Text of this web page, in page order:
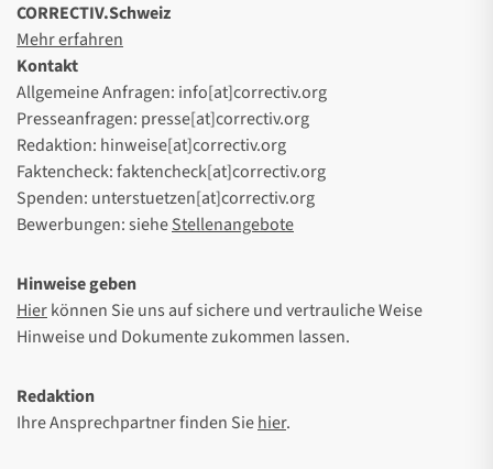
CORRECTIV.Schweiz
Mehr erfahren
Kontakt
Allgemeine Anfragen: info[at]correctiv.org
Presseanfragen: presse[at]correctiv.org
Redaktion: hinweise[at]correctiv.org
Faktencheck: faktencheck[at]correctiv.org
Spenden: unterstuetzen[at]correctiv.org
Bewerbungen: sieheStellenangebote
Hinweise geben
Hierkönnen Sie uns auf sichere und vertrauliche Weise
Hinweise und Dokumente zukommen lassen.
Redaktion
Ihre Ansprechpartner finden Siehier.